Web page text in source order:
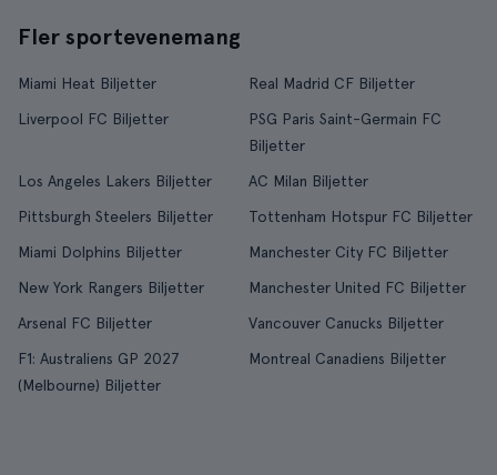
Fler sportevenemang
Miami Heat Biljetter
Real Madrid CF Biljetter
Liverpool FC Biljetter
PSG Paris Saint-Germain FC
Biljetter
Los Angeles Lakers Biljetter
AC Milan Biljetter
Pittsburgh Steelers Biljetter
Tottenham Hotspur FC Biljetter
Miami Dolphins Biljetter
Manchester City FC Biljetter
New York Rangers Biljetter
Manchester United FC Biljetter
Arsenal FC Biljetter
Vancouver Canucks Biljetter
F1: Australiens GP 2027
(Melbourne) Biljetter
Montreal Canadiens Biljetter